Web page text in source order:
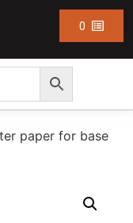
0
paper for base